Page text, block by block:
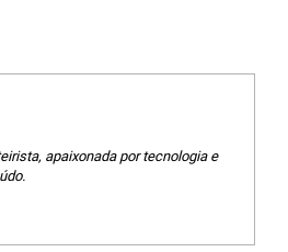
apaixonada por tecnologia e